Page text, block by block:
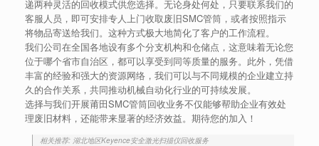
递两种灵活的回收模式供您选择。无论身处何处，只要联系我们的
客服人员，即可安排专人上门收取废旧SMC管筒，或者按照指示
将物品寄送给我们。这种方式极大地简化了客户的工作流程。
我们公司在全国各地设有多个分支机构和仓储点，这意味着无论您
位于哪个省市自治区，都可以享受到同等质量的服务。此外，凭借
丰富的经验和强大的资源网络，我们可以与不同规模的企业建立持
久的合作关系，共同推动机械自动化行业的可持续发展。
选择与我们开展莆田SMC管筒回收业务不仅能够帮助企业有效处
理废旧材料，还能带来显著的经济效益。期待您的加入！
相关推荐: 湖北地区Keyence安全激光扫描仪回收服务